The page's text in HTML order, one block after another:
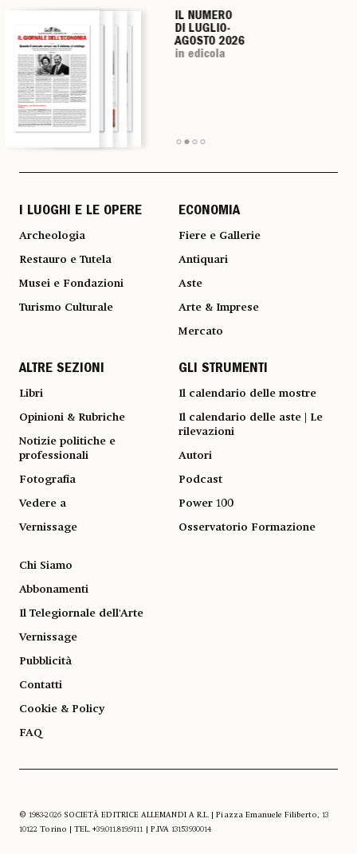
IL NUMERO
DI LUGLIO-
AGOSTO 2026
in edicola
IL NUMERO
DI LUGLIO-
AGOSTO 2026
in edicola
IL NUMERO
DI LUGLIO-
AGOSTO 2026
in edicola
IL NUMERO
DI LUGLIO-
AGOSTO 2026
in edicola
I LUOGHI E LE OPERE
Archeologia
Restauro e Tutela
Musei e Fondazioni
Turismo Culturale
ECONOMIA
Fiere e Gallerie
Antiquari
Aste
Arte & Imprese
Mercato
ALTRE SEZIONI
Libri
Opinioni & Rubriche
Notizie politiche e
professionali
Fotografia
Vedere a
Vernissage
GLI STRUMENTI
Il calendario delle mostre
Il calendario delle aste | Le
rilevazioni
Autori
Podcast
Power 100
Osservatorio Formazione
Chi Siamo
Abbonamenti
Il Telegiornale dell'Arte
Vernissage
Pubblicità
Contatti
Cookie & Policy
FAQ
© 1983-2026 SOCIETÀ EDITRICE ALLEMANDI A R.L. | Piazza Emanuele Filiberto, 13
10122 Torino | TEL. +39.011.819.9111 | P.IVA 13153930014